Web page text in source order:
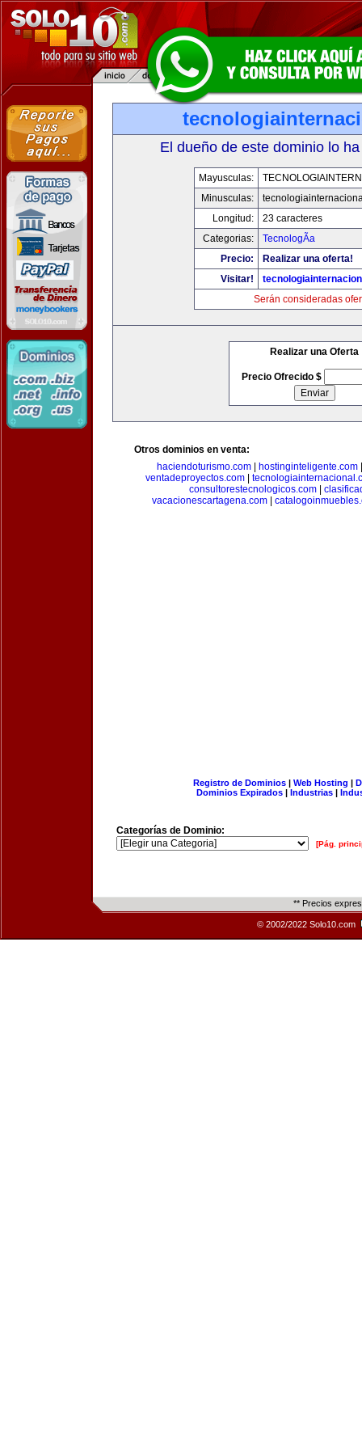
El dueño de este dominio lo
Mayusculas:
Minusculas:
Longitud:
23 caracteres
Categorias:
TecnologÃ­a
Precio:
Realizar una oferta!
Visitar!
Serán consideradas
Realizar una Oferta
Precio Ofrecido $
Otros dominios en venta:
haciendoturismo.com
hostinginteligente.com
ventadeproyectos.com|
consultorestecnologicos.com
vacacionescartagena.com
Registro de Dominios| Web Hosting |
Dominios Expirados | Industrias |
Categorías de Dominio:
[Pág.
** Precios
© 2002/2022 Solo10.com